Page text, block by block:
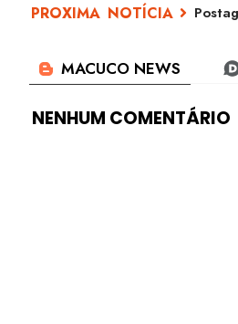
NENHUM COMENTÁRIO